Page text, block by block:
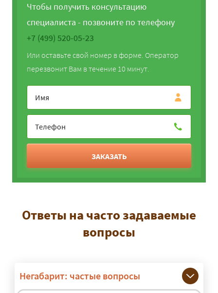
Чтобы получить консультацию
специалиста - позвоните по телефону
+7 (499) 520-05-23
Или оставьте свой номер в форме. Оператор
перезвонит Вам в течение 10 минут.
ЗАКАЗАТЬ
Ответы на часто задаваемые
вопросы
Негабарит: частые вопросы